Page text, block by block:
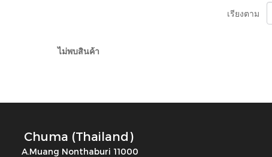
เรียงตาม
ไม่พบสินค้า
Chuma (Thailand)
A.Muang Nonthaburi 11000